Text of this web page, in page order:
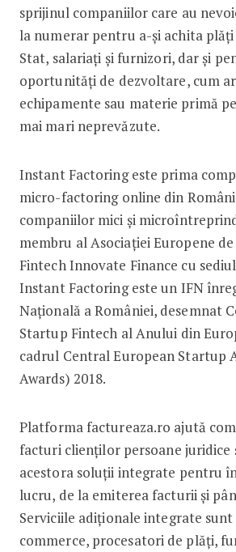
sprijinul companiilor care au
la numerar pentru a-și achita
Stat, salariați și furnizori, dar și
oportunități de dezvoltare, cum
echipamente sau materie primă
mai mari neprevăzute.
Instant Factoring este prima
micro-factoring online din
companiilor mici și
membru al Asociației Europene
Fintech Innovate Finance cu
Instant Factoring este un IFN
Națională a României, desemnat
Startup Fintech al Anului din
cadrul Central European Startup
Awards) 2018.
Platforma factureaza.ro ajută
facturi clienților persoane juridice
acestora soluții integrate pentru
lucru, de la emiterea facturii și
Serviciile adiționale integrate
commerce, procesatori de plăți,